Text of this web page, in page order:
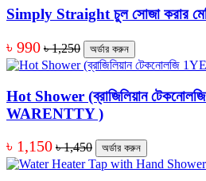
Simply Straight চুল সোজা করার
৳ 990 ৳ 1,250 অর্ডার করুন
Hot Shower (ব্রাজিলিয়ান
WARENTTY )
৳ 1,150 ৳ 1,450 অর্ডার করুন